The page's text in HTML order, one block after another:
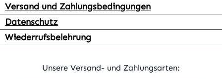
Versand und Zahlungsbedingungen
Datenschutz
Wiederrufsbelehrung
Unsere Versand- und Zahlungsarten: